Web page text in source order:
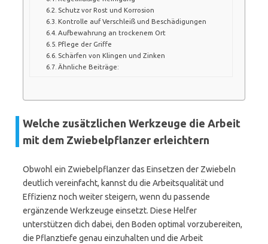
Schutz vor Rost und Korrosion
Kontrolle auf Verschleiß und Beschädigungen
Aufbewahrung an trockenem Ort
Pflege der Griffe
Schärfen von Klingen und Zinken
Ähnliche Beiträge:
Welche zusätzlichen Werkzeuge die Arbeit
mit dem Zwiebelpflanzer erleichtern
Obwohl ein Zwiebelpflanzer das Einsetzen der Zwiebeln
deutlich vereinfacht, kannst du die Arbeitsqualität und
Effizienz noch weiter steigern, wenn du passende
ergänzende Werkzeuge einsetzt. Diese Helfer
unterstützen dich dabei, den Boden optimal vorzubereiten,
die Pflanztiefe genau einzuhalten und die Arbeit